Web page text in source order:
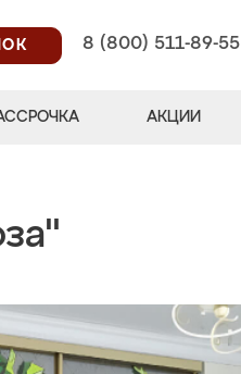
8 (800) 511-89-55
АКЦИИ